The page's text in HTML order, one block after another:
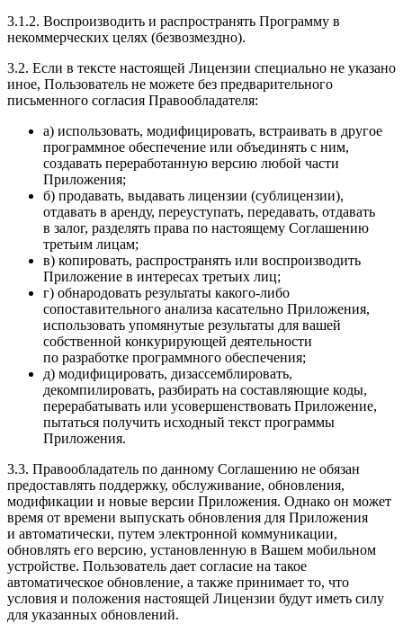
3.1.2. Воспроизводить и распространять Программу в
некоммерческих целях (безвозмездно).
3.2. Если в тексте настоящей Лицензии специально не указано
иное, Пользователь не можете без предварительного
письменного согласия Правообладателя:
а) использовать, модифицировать, встраивать в другое
программное обеспечение или объединять с ним,
создавать переработанную версию любой части
Приложения;
б) продавать, выдавать лицензии (сублицензии),
отдавать в аренду, переуступать, передавать, отдавать
в залог, разделять права по настоящему Соглашению
третьим лицам;
в) копировать, распространять или воспроизводить
Приложение в интересах третьих лиц;
г) обнародовать результаты какого-либо
сопоставительного анализа касательно Приложения,
использовать упомянутые результаты для вашей
собственной конкурирующей деятельности
по разработке программного обеспечения;
д) модифицировать, дизассемблировать,
декомпилировать, разбирать на составляющие коды,
перерабатывать или усовершенствовать Приложение,
пытаться получить исходный текст программы
Приложения.
3.3. Правообладатель по данному Соглашению не обязан
предоставлять поддержку, обслуживание, обновления,
модификации и новые версии Приложения. Однако он может
время от времени выпускать обновления для Приложения
и автоматически, путем электронной коммуникации,
обновлять его версию, установленную в Вашем мобильном
устройстве. Пользователь дает согласие на такое
автоматическое обновление, а также принимает то, что
условия и положения настоящей Лицензии будут иметь силу
для указанных обновлений.